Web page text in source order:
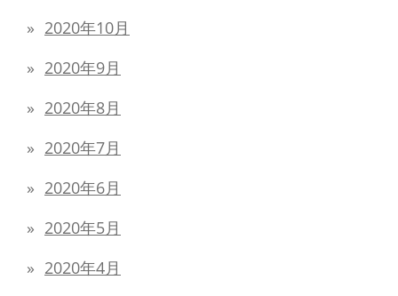
2020年10月
2020年9月
2020年8月
2020年7月
2020年6月
2020年5月
2020年4月